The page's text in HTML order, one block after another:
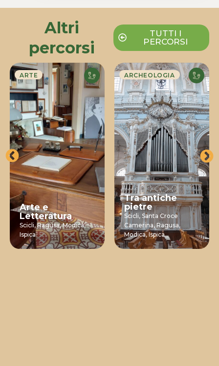
Altri
percorsi
TUTTI I
PERCORSI
Arte e
Letteratura
Scicli,Ragusa,Modica,
Ispica
ARTE
Tra antiche
pietre
Scicli, Santa Croce
Camerina,Ragusa,
Modica,Ispica
ARCHEOLOGIA